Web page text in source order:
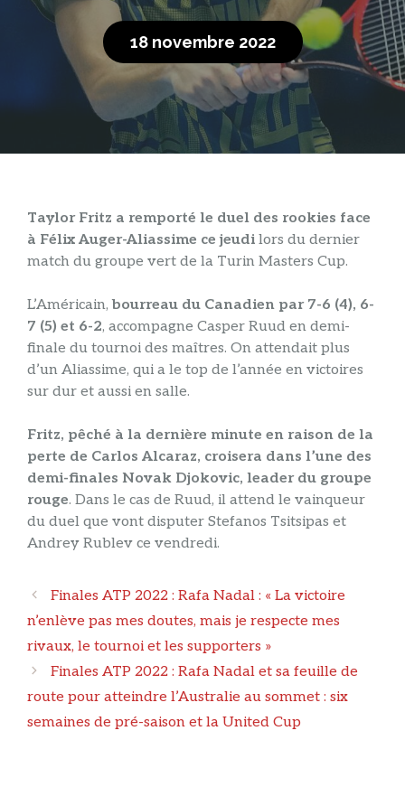
18 novembre 2022
Taylor Fritz a remporté le duel des rookies face
à Félix Auger-Aliassime ce jeudi lors du dernier
match du groupe vert de la Turin Masters Cup.
L’Américain,bourreau du Canadien par 7-6 (4), 6-
7 (5) et 6-2, accompagne Casper Ruud en demi-
finale du tournoi des maîtres. On attendait plus
d’un Aliassime, qui a le top de l’année en victoires
sur dur et aussi en salle.
Fritz, pêché à la dernière minute en raison de la
perte de Carlos Alcaraz, croisera dans l’une des
demi-finales Novak Djokovic, leader du groupe
rouge. Dans le cas de Ruud, il attend le vainqueur
du duel que vont disputer Stefanos Tsitsipas et
Andrey Rublev ce vendredi.
Navigation
des
articles
Finales ATP 2022 : Rafa Nadal : « La victoire
n’enlève pas mes doutes, mais je respecte mes
rivaux, le tournoi et les supporters »
Finales ATP 2022 : Rafa Nadal et sa feuille de
route pour atteindre l’Australie au sommet : six
semaines de pré-saison et la United Cup